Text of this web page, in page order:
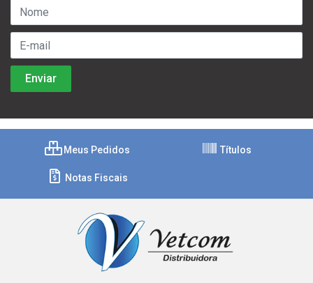
Meus Pedidos Títulos
Notas Fiscais